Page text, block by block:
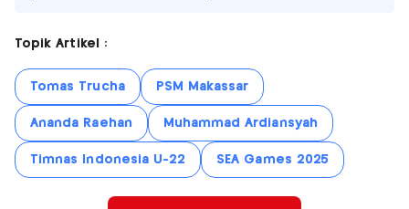
Topik Artikel :
Tomas Trucha PSM Makassar
Ananda Raehan Muhammad Ardiansyah
Timnas Indonesia U-22 SEA Games 2025